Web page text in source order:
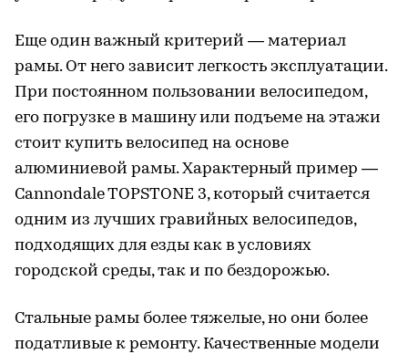
Еще один важный критерий — материал
рамы. От него зависит легкость эксплуатации.
При постоянном пользовании велосипедом,
его погрузке в машину или подъеме на этажи
стоит купить велосипед на основе
алюминиевой рамы. Характерный пример —
Cannondale TOPSTONE 3, который считается
одним из лучших гравийных велосипедов,
подходящих для езды как в условиях
городской среды, так и по бездорожью.
Стальные рамы более тяжелые, но они более
податливые к ремонту. Качественные модели